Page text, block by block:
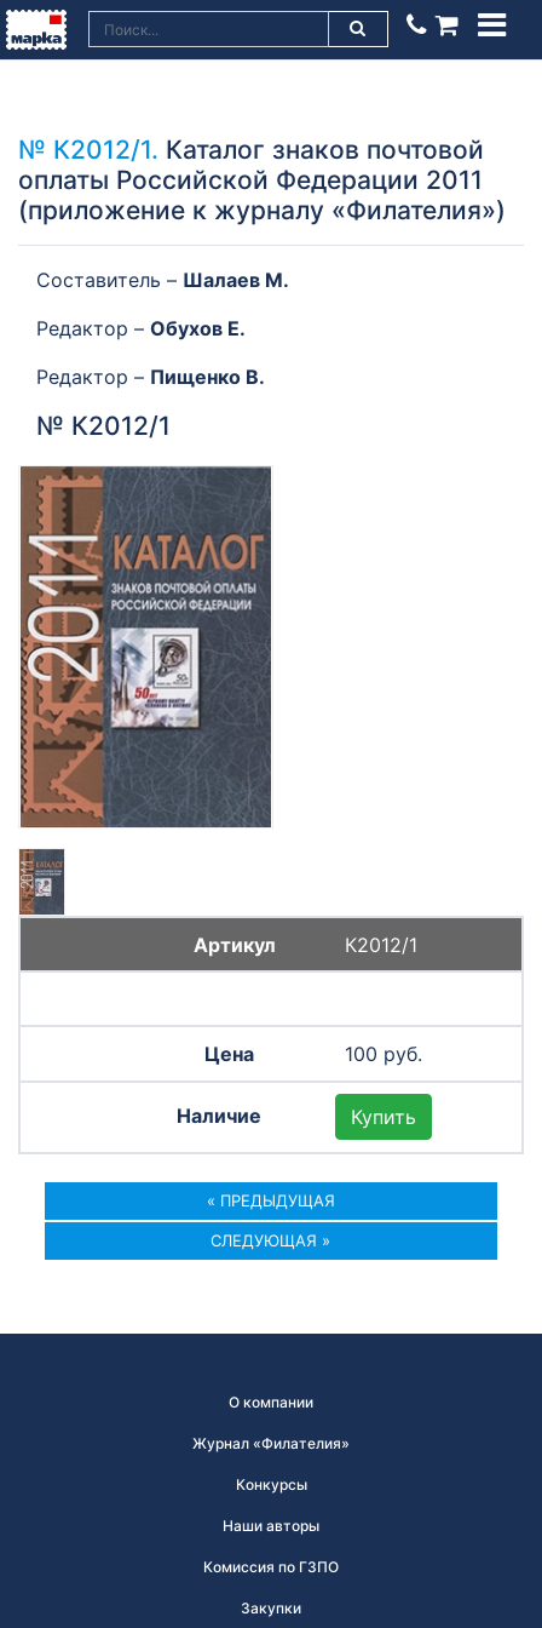
№ К2012/1. Каталог знаков почтовой
оплаты Российской Федерации 2011
(приложение к журналу «Филателия»)
Составитель – Шалаев М.
Редактор – Обухов Е.
Редактор – Пищенко В.
№ К2012/1
К2012/1
100 руб.
Купить
« ПРЕДЫДУЩАЯ
СЛЕДУЮЩАЯ »
О компании
Журнал «Филателия»
Конкурсы
Наши авторы
Комиссия по ГЗПО
Закупки